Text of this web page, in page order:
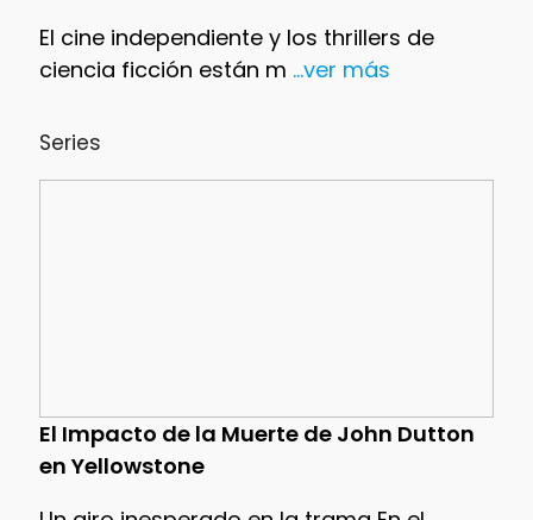
El cine independiente y los thrillers de
ciencia ficción están m ...ver más
Series
El Impacto de la Muerte de John Dutton
en Yellowstone